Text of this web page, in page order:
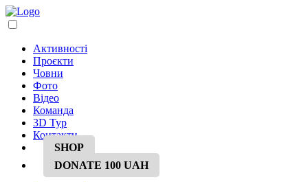
Активності
Проєкти
Човни
Фото
Відео
Команда
3D Тур
Контакти
SHOP
DONATE 100 UAH